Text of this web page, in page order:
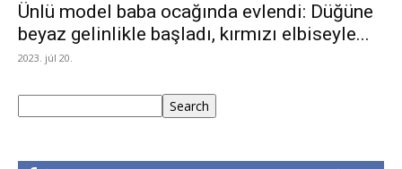
Ünlü model baba ocağında evlendi: Düğüne
beyaz gelinlikle başladı, kırmızı elbiseyle...
2023. júl 20.
Search